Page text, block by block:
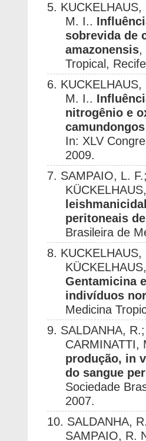
5.
M. I..
sobrevida de
amazonensis,
Tropical,
6.
M. I..
nitrogênio e
In: XLV
2009.
7. SAMPAIO, L.
peritoneais
Brasileira de
8.
Gentamicina
indivíduos
Medicina
9. SALDANHA,
produção, in
do sangue
Sociedade
2007.
10. SALDANHA,
SAMPAIO, R.